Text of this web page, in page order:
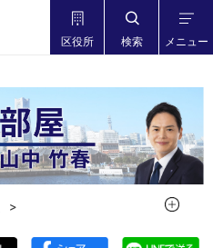
区役所 検索 メニュー
現在位